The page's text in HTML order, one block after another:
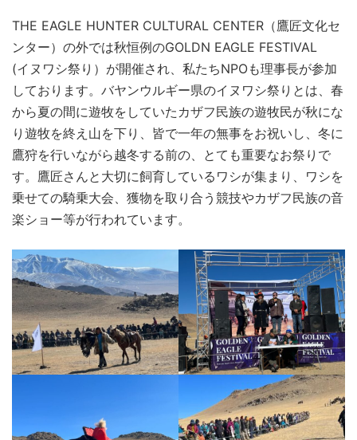
THE EAGLE HUNTER CULTURAL CENTER（鷹匠文化セ
ンター）の外では秋恒例のGOLDN EAGLE FESTIVAL
(イヌワシ祭り）が開催され、私たちNPOも理事長が参加
しております。バヤンウルギー県のイヌワシ祭りとは、春
から夏の間に遊牧をしていたカザフ民族の遊牧民が秋にな
り遊牧を終え山を下り、皆で一年の無事をお祝いし、冬に
鷹狩を行いながら越冬する前の、とても重要なお祭りで
す。鷹匠さんと大切に飼育しているワシが集まり、ワシを
乗せての騎乗大会、獲物を取り合う競技やカザフ民族の音
楽ショー等が行われています。